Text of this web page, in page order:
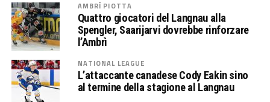
AMBRÌ PIOTTA
Quattro giocatori del Langnau alla
Spengler, Saarijarvi dovrebbe rinforzare
l’Ambrì
NATIONAL LEAGUE
L’attaccante canadese Cody Eakin sino
al termine della stagione al Langnau